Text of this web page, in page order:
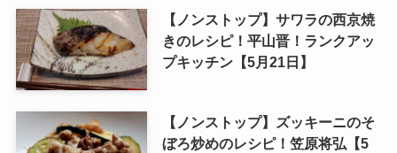
【ノンストップ】サワラの西京焼
きのレシピ！平山晋！ランクアッ
プキッチン【5月21日】
【ノンストップ】ズッキーニのそ
ぼろ炒めのレシピ！笠原将弘【5